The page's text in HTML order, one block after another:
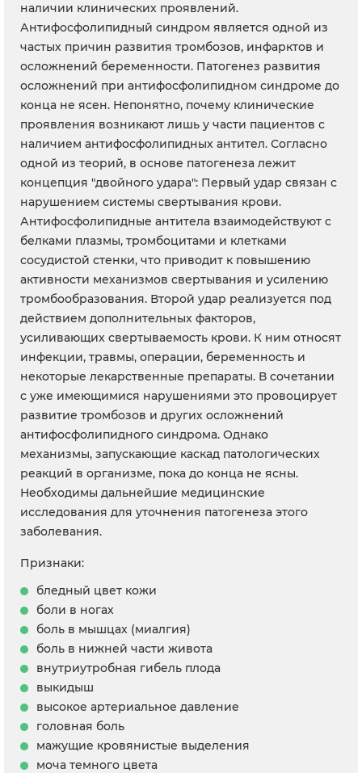
наличии клинических проявлений.
Антифосфолипидный синдром является одной из
частых причин развития тромбозов, инфарктов и
осложнений беременности. Патогенез развития
осложнений при антифосфолипидном синдроме до
конца не ясен. Непонятно, почему клинические
проявления возникают лишь у части пациентов с
наличием антифосфолипидных антител. Согласно
одной из теорий, в основе патогенеза лежит
концепция "двойного удара": Первый удар связан с
нарушением системы свертывания крови.
Антифосфолипидные антитела взаимодействуют с
белками плазмы, тромбоцитами и клетками
сосудистой стенки, что приводит к повышению
активности механизмов свертывания и усилению
тромбообразования. Второй удар реализуется под
действием дополнительных факторов,
усиливающих свертываемость крови. К ним относят
инфекции, травмы, операции, беременность и
некоторые лекарственные препараты. В сочетании
с уже имеющимися нарушениями это провоцирует
развитие тромбозов и других осложнений
антифосфолипидного синдрома. Однако
механизмы, запускающие каскад патологических
реакций в организме, пока до конца не ясны.
Необходимы дальнейшие медицинские
исследования для уточнения патогенеза этого
заболевания.
Признаки:
бледный цвет кожи
боли в ногах
боль в мышцах (миалгия)
боль в нижней части живота
внутриутробная гибель плода
выкидыш
высокое артериальное давление
головная боль
мажущие кровянистые выделения
моча темного цвета